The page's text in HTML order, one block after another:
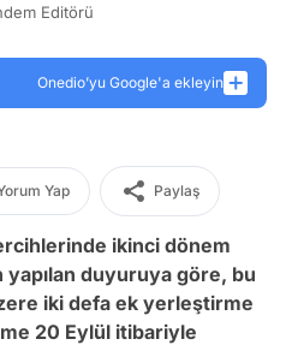
Editörü
Onedio’yu Google'a ekleyin
Yap Paylaş
ikinci dönem
yapılan duyuruya göre, bu
iki defa ek yerleştirme
20 Eylül itibariyle